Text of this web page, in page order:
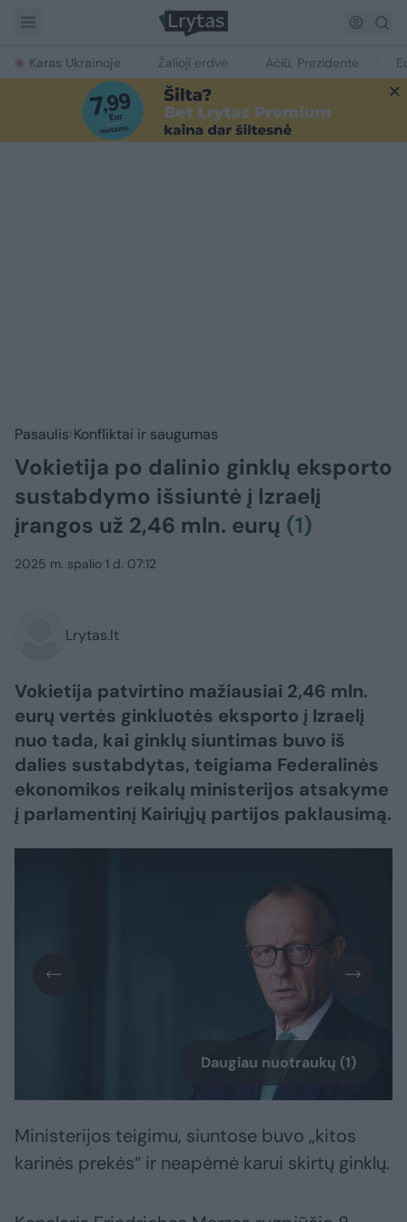
Karas Ukrainoje Žalioji erdvė Ačiū, Prezidente
Pasaulis Konfliktai ir saugumas
Vokietija po dalinio ginklų eksporto
sustabdymo išsiuntė į Izraelį
įrangos už 2,46 mln. eurų (1)
2025 m. spalio 1 d. 07:12
Lrytas.lt
Vokietija patvirtino mažiausiai 2,46 mln.
eurų vertės ginkluotės eksporto į Izraelį
nuo tada, kai ginklų siuntimas buvo iš
dalies sustabdytas, teigiama Federalinės
ekonomikos reikalų ministerijos atsakyme
į parlamentinį Kairiųjų partijos paklausimą.
Daugiau nuotraukų (1)
Ministerijos teigimu, siuntose buvo „kitos
karinės prekės“ ir neapėmė karui skirtų ginklų.